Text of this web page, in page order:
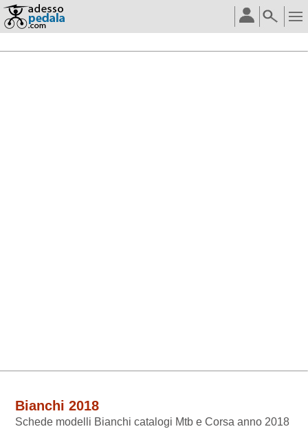
Bianchi 2018
Schede modelli Bianchi catalogi Mtb e Corsa anno 2018